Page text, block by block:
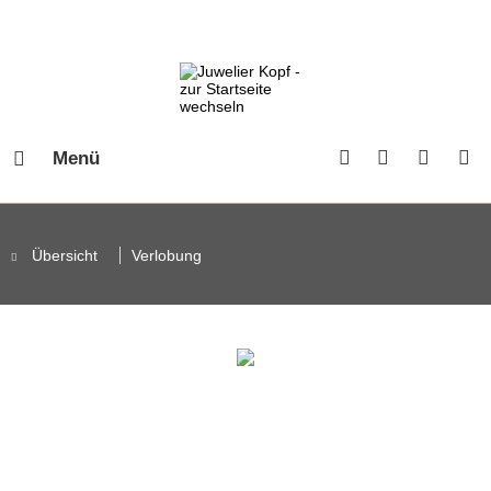
Menü
Übersicht Verlobung